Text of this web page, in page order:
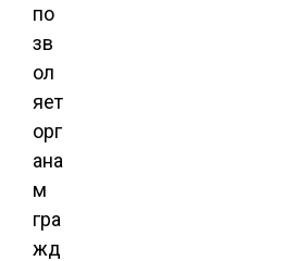
по
зв
ол
яет
орг
ана
м
гра
жд